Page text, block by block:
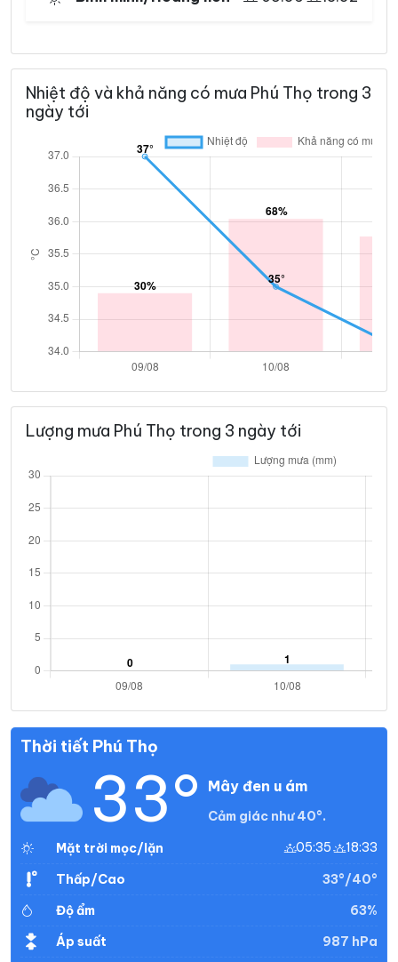
Nhiệt độ và khả năng có mưa Phú Thọ trong 3
ngày tới
Lượng mưa Phú Thọ trong 3 ngày tới
Thời tiết Phú Thọ
33° Mây đen u ám
Cảm giác như 40°.
Mặt trời mọc/lặn
05:35 18:33
Thấp/Cao
33°/40°
Độ ẩm
63%
Áp suất
987 hPa